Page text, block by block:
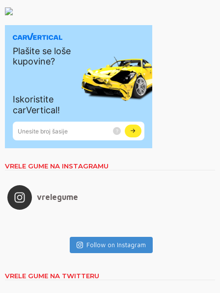
VRELE GUME NA INSTAGRAMU
vrelegume
Follow on Instagram
VRELE GUME NA TWITTERU